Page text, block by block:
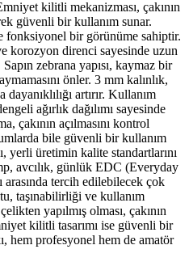
kilitli mekanizması, çakının
güvenli bir kullanım sunar.
fonksiyonel bir görünüme sahiptir.
korozyon direnci sayesinde uzun
zebrana yapısı, kaymaz bir
önler. 3 mm kalınlık,
artırır. Kullanım
ağırlık dağılımı sayesinde
çakının açılmasını kontrol
bile güvenli bir kullanım
yerli üretimin kalite standartlarını
avcılık, günlük EDC (Everyday
tercih edilebilecek çok
taşınabilirliği ve kullanım
yapılmış olması, çakının
kilitli tasarımı ise güvenli bir
hem profesyonel hem de amatör